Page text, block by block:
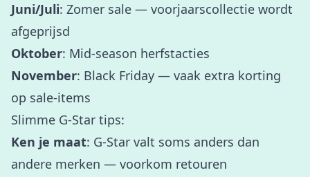
Juni/Juli: Zomer sale — voorjaarscollectie wordt
afgeprijsd
Oktober: Mid-season herfstacties
November: Black Friday — vaak extra korting
op sale-items
Slimme G-Star tips:
Ken je maat: G-Star valt soms anders dan
andere merken — voorkom retouren